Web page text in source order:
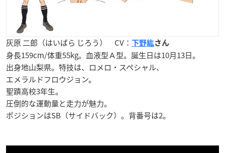
灰原 二郎（はいばら じろう） CV： 下野紘さん
身長159cm/体重55kg。血液型Ａ型。誕生日は10月13日。
出身地山梨県。特技は、ロメロ・スペシャル、
エメラルドフロウジョン。
聖蹟高校3年生。
圧倒的な運動量と走力が魅力。
ポジションはSB（サイドバック）。背番号は2。